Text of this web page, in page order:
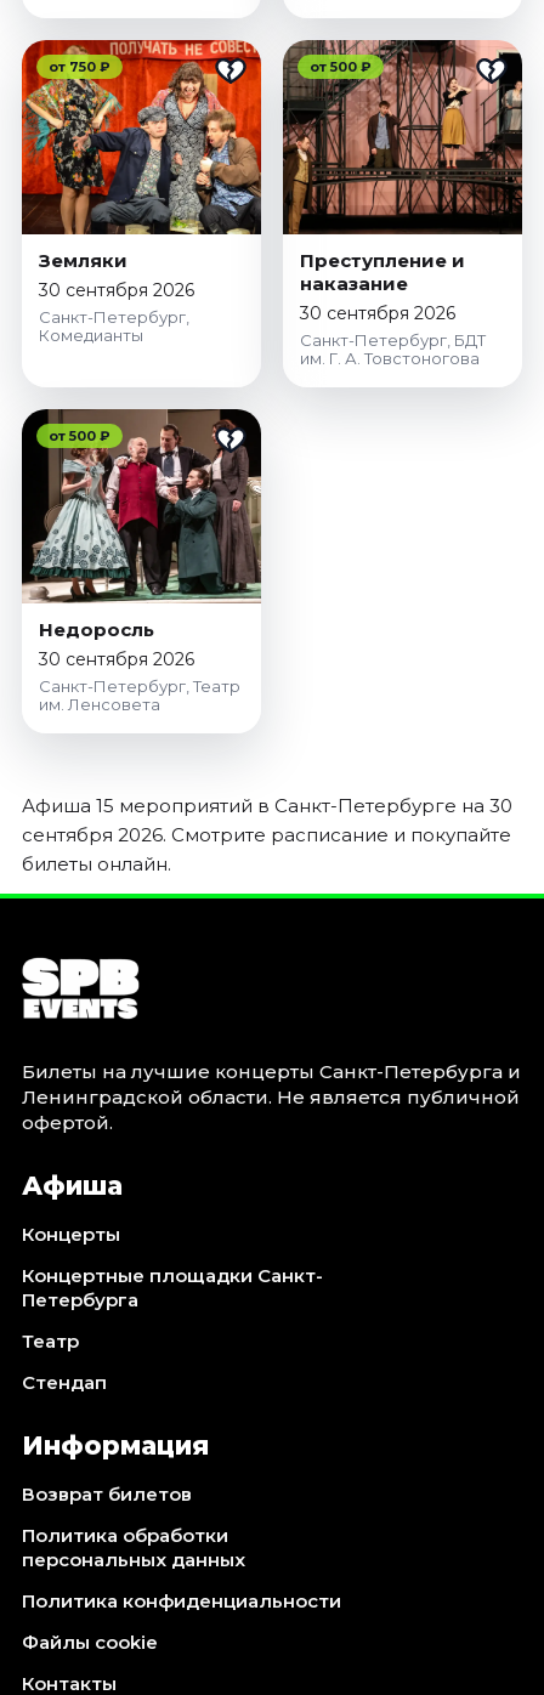
от 750 ₽
Земляки
30 сентября 2026
Санкт-Петербург,
Комедианты
от 500 ₽
Преступление и
наказание
30 сентября 2026
Санкт-Петербург, БДТ
им. Г. А. Товстоногова
от 500 ₽
Недоросль
30 сентября 2026
Санкт-Петербург, Театр
им. Ленсовета
Афиша 15 мероприятий в Санкт-Петербурге на 30
сентября 2026. Смотрите расписание и покупайте
билеты онлайн.
Билеты на лучшие концерты Санкт-Петербурга и
Ленинградской области. Не является публичной
офертой.
Афиша
Концерты
Концертные площадки Санкт-
Петербурга
Театр
Стендап
Информация
Возврат билетов
Политика обработки
персональных данных
Политика конфиденциальности
Файлы cookie
Контакты